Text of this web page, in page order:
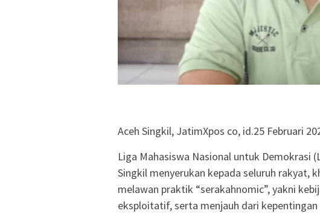
Aceh Singkil, JatimXpos co, id.25 Februari
Liga Mahasiswa Nasional untuk Demokrasi
Singkil menyerukan kepada seluruh rakyat,
melawan praktik “serakahnomic”, yakni
eksploitatif, serta menjauh dari kepentingan